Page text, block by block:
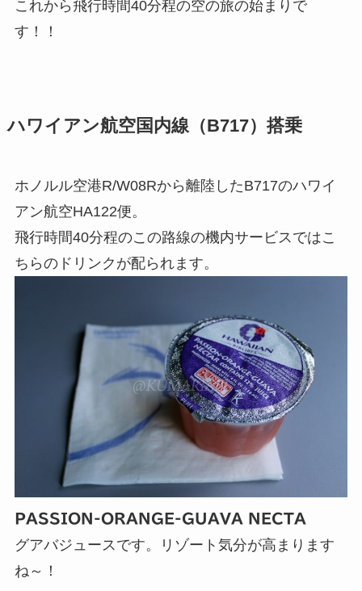
これから飛行時間40分程の空の旅の始まりで
す！！
ハワイアン航空国内線（B717）搭乗
ホノルル空港R/W08Rから離陸したB717のハワイ
アン航空HA122便。
飛行時間40分程のこの路線の機内サービスではこ
ちらのドリンクが配られます。
PASSION-ORANGE-GUAVA NECTA
グアバジュースです。リゾート気分が高まります
ね～！